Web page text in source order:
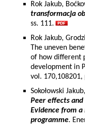
Rok Jakub,
transformacja
ss. 111.
Rok Jakub,
The uneven
of how different
development in
vol. 170,108201,
Sokołowski
Peer effects
Evidence from a
programme.